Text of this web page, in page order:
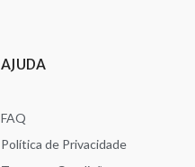
AJUDA
FAQ
Política de Privacidade